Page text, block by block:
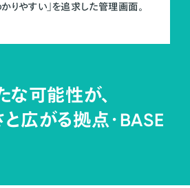
かりやすい」を追求した管理画面。
な可能性が、
広がる拠点・BASE